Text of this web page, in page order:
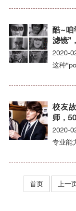
酷~咱
滤镜”
2020-
这种
校友
师，
2020-
专业能
首页 上一